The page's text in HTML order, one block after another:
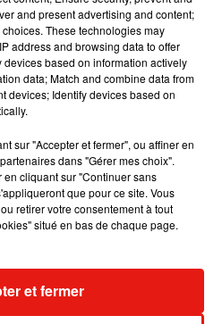
sort enfin le remix de « Love
» avec Kylie Minogue
de l’année
and present advertising and content;
These technologies may
address and browsing data to offer
based on information actively
data; Match and combine data from
devices; Identify devices based on
sur "Accepter et fermer", ou affiner en
dans "Gérer mes choix".
cliquant sur "Continuer sans
que pour ce site. Vous
retirer votre consentement à tout
situé en bas de chaque page.
et fermer